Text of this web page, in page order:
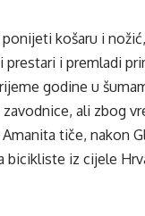
košaru i
prestari i premladi
godine u
ali zbog
tiče, nakon
bicikliste iz cijele